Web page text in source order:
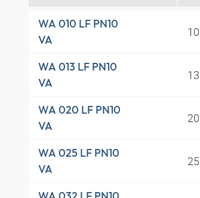
WA 010 LF PN10
VA
10
WA 013 LF PN10
VA
13
WA 020 LF PN10
VA
20
WA 025 LF PN10
VA
25